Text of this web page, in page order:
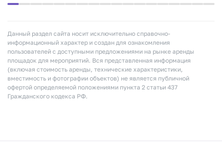
Данный раздел сайта носит исключительно справочно-
информационный характер и создан для ознакомления
пользователей с доступными предложениями на рынке аренды
площадок для мероприятий. Вся представленная информация
(включая стоимость аренды, технические характеристики,
вместимость и фотографии объектов) не является публичной
офертой определяемой положениями пункта 2 статьи 437
Гражданского кодекса РФ.